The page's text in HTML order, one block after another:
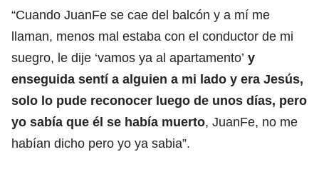
“Cuando JuanFe se cae del balcón y a mí me
llaman, menos mal estaba con el conductor de mi
suegro, le dije ‘vamos ya al apartamento’ y
enseguida sentí a alguien a mi lado y era Jesús,
solo lo pude reconocer luego de unos días, pero
yo sabía que él se había muerto, JuanFe, no me
habían dicho pero yo ya sabia”.